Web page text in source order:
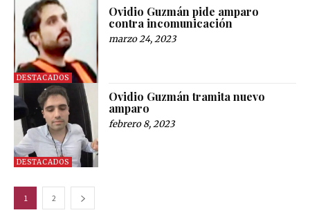
DESTACADOS
Ovidio Guzmán pide amparo
contra incomunicación
marzo 24, 2023
DESTACADOS
Ovidio Guzmán tramita nuevo
amparo
febrero 8, 2023
1 2